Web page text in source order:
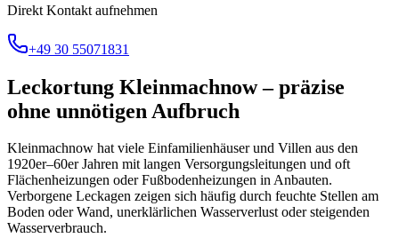
Direkt Kontakt aufnehmen
+49 30 55071831
Leckortung Kleinmachnow – präzise
ohne unnötigen Aufbruch
Kleinmachnow hat viele Einfamilienhäuser und Villen aus den
1920er–60er Jahren mit langen Versorgungsleitungen und oft
Flächenheizungen oder Fußbodenheizungen in Anbauten.
Verborgene Leckagen zeigen sich häufig durch feuchte Stellen am
Boden oder Wand, unerklärlichen Wasserverlust oder steigenden
Wasserverbrauch.